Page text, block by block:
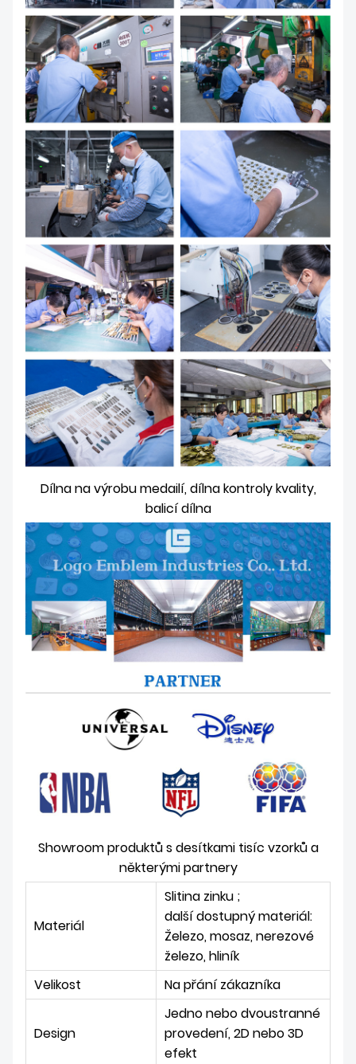
Dílna na výrobu medailí, dílna kontroly kvality,
balicí dílna
Showroom produktů s desítkami tisíc vzorků a
některými partnery
Materiál
Slitina zinku ;
další dostupný materiál:
Železo, mosaz, nerezové
železo, hliník
Velikost
Na přání zákazníka
Design
Jedno nebo dvoustranné
provedení, 2D nebo 3D
efekt